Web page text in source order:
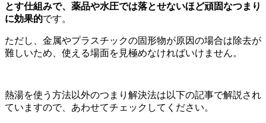
とす仕組みで、薬品や水圧では落とせないほど頑固なつまり
に効果的です。
ただし、金属やプラスチックの固形物が原因の場合は除去が
難しいため、使える場面を見極めなければいけません。
熱湯を使う方法以外のつまり解決法は以下の記事で解説され
ていますので、あわせてチェックしてください。